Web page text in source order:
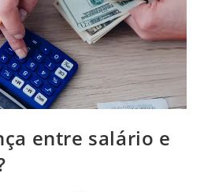
entre salário e